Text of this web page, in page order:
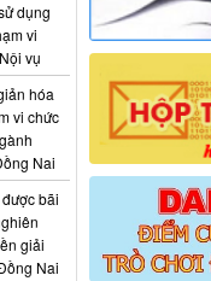
dụng
vi
vụ
hóa
vi chức
Nai
bãi
giải
Nai